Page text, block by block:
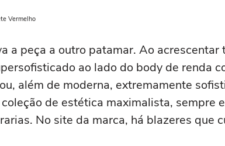
Vermelho
a peça a outro patamar. Ao
ao lado do body de renda
além de moderna, extremamente
de estética maximalista, sempre
No site da marca, há blazeres que